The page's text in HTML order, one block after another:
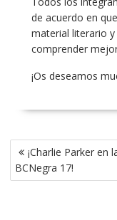
de acuerdo en
material literario y
comprender
¡Os deseamos
Navegación
de
entradas
¡Charlie Parker en
BCNegra 17!